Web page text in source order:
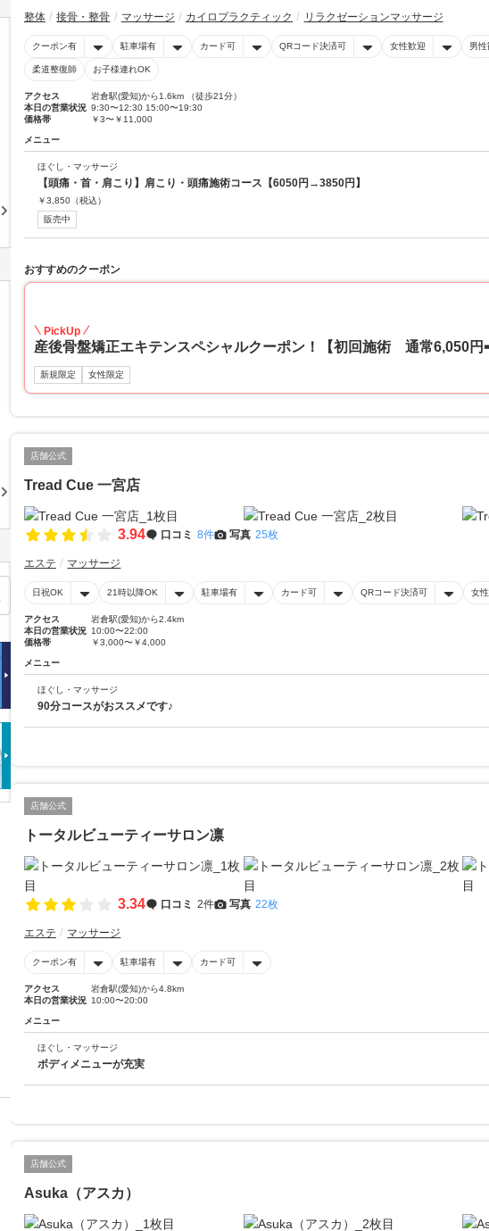
整体 接骨・整骨 マッサージ カイロプラクティック リラクゼーションマッサージ
クーポン有 駐車場有 カード可 QRコード決済可 女性歓迎 男性
柔道整復師 お子様連れOK
アクセス
岩倉駅(愛知)から1.6km （徒歩21分）
本日の営業状況 9:30〜12:30 15:00〜19:30
価格帯
￥3〜￥11,000
メニュー
ほぐし・マッサージ
【頭痛・首・肩こり】肩こり・頭痛施術コース【6050円→3850円】
￥3,850 （税込）
販売中
おすすめのクーポン
PickUp
産後骨盤矯正エキテンスペシャルクーポン！【初回施術 通常6,050円
新規限定 女性限定
店舗公式
Tread Cue 一宮店
3.94 口コミ 8件 写真 25枚
エステ マッサージ
日祝OK 21時以降OK 駐車場有 カード可 QRコード決済可 女
アクセス
岩倉駅(愛知)から2.4km
本日の営業状況 10:00〜22:00
価格帯
￥3,000〜￥4,000
メニュー
ほぐし・マッサージ
90分コースがおススメです♪
店舗公式
トータルビューティーサロン凛
3.34 口コミ 2件 写真 22枚
エステ マッサージ
クーポン有 駐車場有 カード可
アクセス
岩倉駅(愛知)から4.8km
本日の営業状況 10:00〜20:00
メニュー
ほぐし・マッサージ
ボディメニューが充実
店舗公式
Asuka（アスカ）